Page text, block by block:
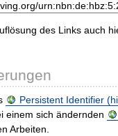
des Links auch
Persistent Identifier
einem sich ändernden
Arbeiten.